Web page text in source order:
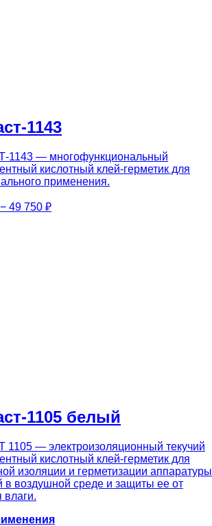
1143
— многофункциональный
кислотный клей-герметик для
применения.
49 750 ₽
1105 белый
— электроизоляционный текучий
кислотный клей-герметик для
изоляции и герметизации аппаратуры
в воздушной среде и защиты ее от
влаги.